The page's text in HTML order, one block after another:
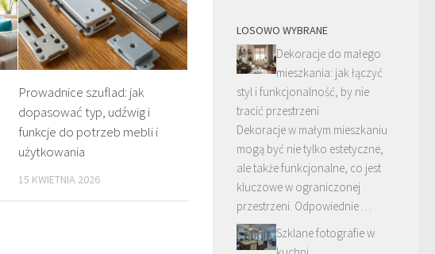
Prowadnice szuflad: jak
dopasować typ, udźwig i
funkcje do potrzeb mebli i
użytkowania
15 KWIETNIA 2026
LOSOWO WYBRANE
Dekoracje do małego
mieszkania: jak łączyć
styl i funkcjonalność, by nie
tracić przestrzeni
Dekoracje w małym mieszkaniu
mogą być nie tylko estetyczne,
ale także funkcjonalne, co jest
kluczowe w ograniczonej
przestrzeni. Odpowiednie …
Szklane fotografie w